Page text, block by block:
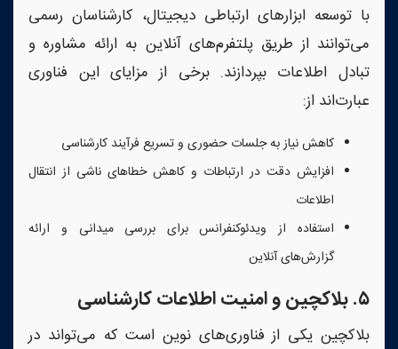
با توسعه ابزارهای ارتباطی دیجیتال، کارشناسان رسمی
می‌توانند از طریق پلتفرم‌های آنلاین به ارائه مشاوره و
تبادل اطلاعات بپردازند. برخی از مزایای این فناوری
عبارت‌اند از:
کاهش نیاز به جلسات حضوری و تسریع فرآیند کارشناسی
افزایش دقت در ارتباطات و کاهش خطاهای ناشی از انتقال
اطلاعات
استفاده از ویدئوکنفرانس برای بررسی میدانی و ارائه
گزارش‌های آنلاین
۵.بلاکچین و امنیت اطلاعات کارشناسی
بلاکچین یکی از فناوری‌های نوین است که می‌تواند در